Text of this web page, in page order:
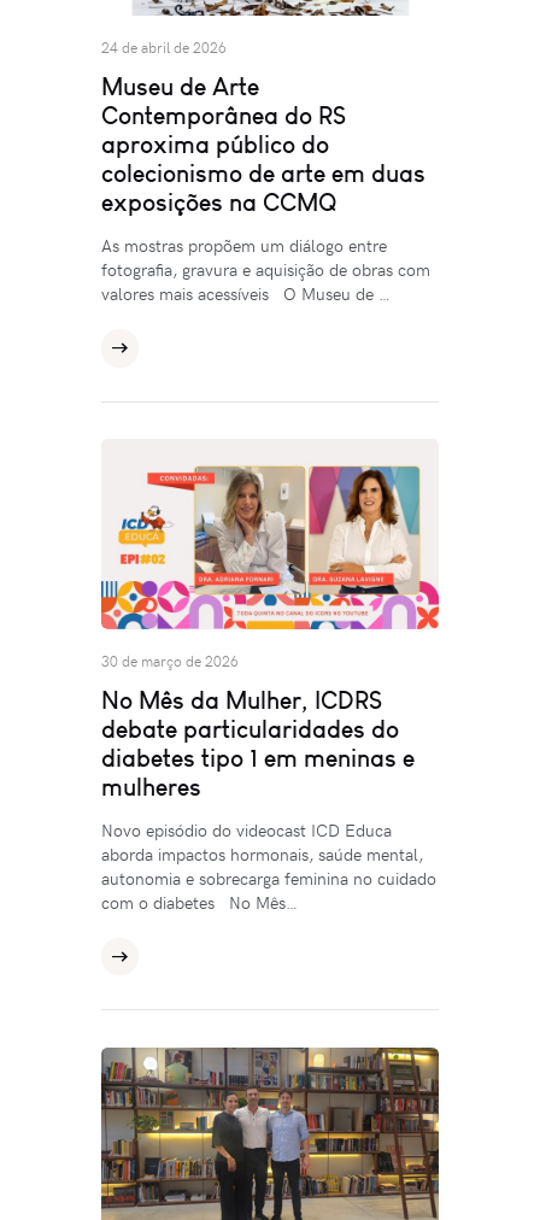
24 de abril de 2026
Museu de Arte
Contemporânea do RS
aproxima público do
colecionismo de arte em duas
exposições na CCMQ
As mostras propõem um diálogo entre
fotografia, gravura e aquisição de obras com
valores mais acessíveis O Museu de …
30 de março de 2026
No Mês da Mulher, ICDRS
debate particularidades do
diabetes tipo 1 em meninas e
mulheres
Novo episódio do videocast ICD Educa
aborda impactos hormonais, saúde mental,
autonomia e sobrecarga feminina no cuidado
com o diabetes No Mês…